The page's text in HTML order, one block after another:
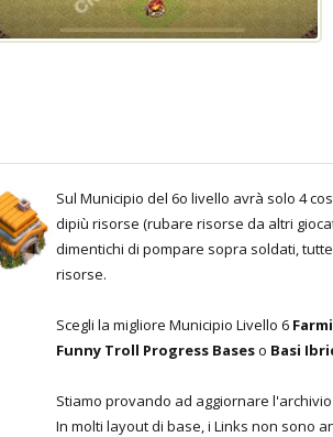
Sul Municipio del 6o livello avrà solo 4
dipiù risorse (rubare risorse da altri
dimentichi di pompare sopra soldati,
risorse.
Scegli la migliore Municipio Livello 6
Funny Troll Progress Baseso Basi
Stiamo provando ad aggiornare
In molti layout di base, i Links non sono